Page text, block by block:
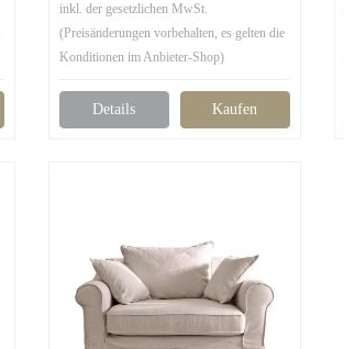
inkl. der gesetzlichen MwSt.
(Preisänderungen vorbehalten, es gelten die
Konditionen im Anbieter-Shop)
Details Kaufen